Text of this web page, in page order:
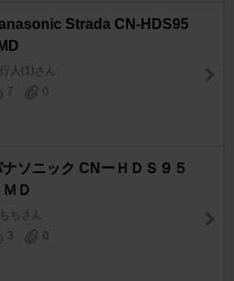
Strada CN-HDS95
人(1)さん
7
0
ナソニック CNーＨＤＳ９５
ＭＤ
ちさん
3
0